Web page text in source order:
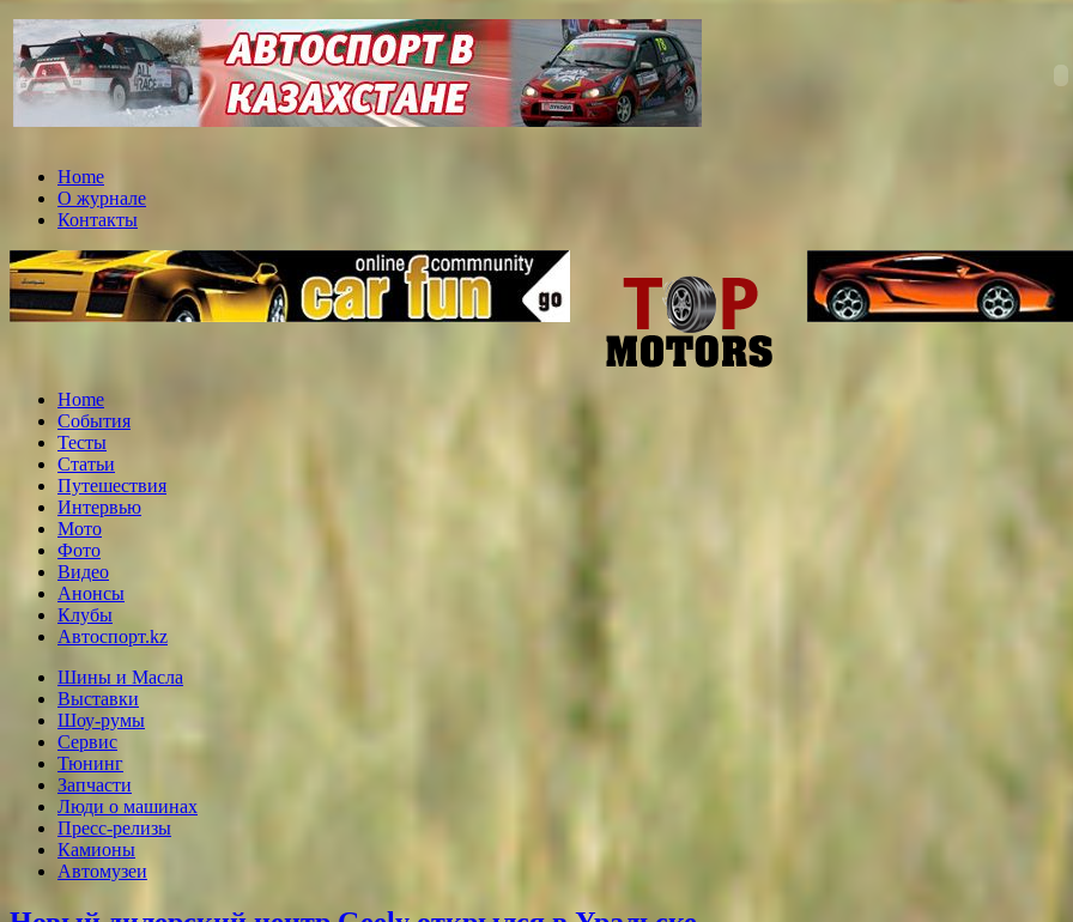
Home
О журнале
Контакты
Home
События
Тесты
Статьи
Путешествия
Интервью
Мото
Фото
Видео
Анонсы
Клубы
Автоспорт.kz
Шины и Масла
Выставки
Шоу-румы
Сервис
Тюнинг
Запчасти
Люди о машинах
Пресс-релизы
Камионы
Автомузеи